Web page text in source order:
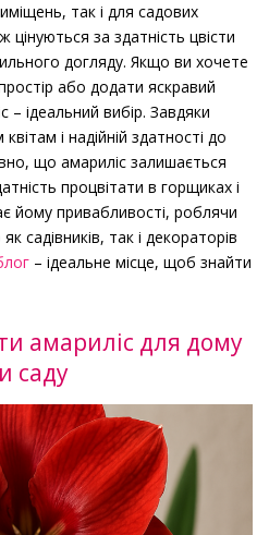
так і для садових
цінуються за здатність цвісти
догляду. Якщо ви хочете
або додати яскравий
– ідеальний вибір. Завдяки
і надійній здатності до
що амариліс залишається
процвітати в горщиках і
йому привабливості, роблячи
садівників, так і декораторів
– ідеальне місце, щоб знайти
амариліс для дому
саду